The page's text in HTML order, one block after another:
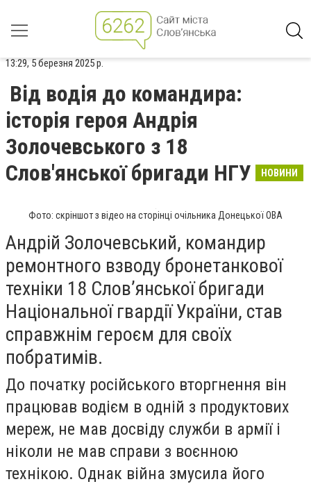
13:29, 5 березня 2025 р.
Від водія до командира:
історія героя Андрія
Золочевського з 18
Слов'янської бригади НГУ
НОВИНИ
Фото: скріншот з відео на сторінці очільника Донецької ОВА
Андрій Золочевський, командир
ремонтного взводу бронетанкової
техніки 18 Слов’янської бригади
Національної гвардії України, став
справжнім героєм для своїх
побратимів.
До початку російського вторгнення він
працював водієм в одній з продуктових
мереж, не мав досвіду служби в армії і
ніколи не мав справи з воєнною
технікою. Однак війна змусила його